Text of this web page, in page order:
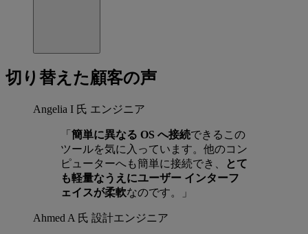
切り替えた顧客の声
Angelia I 氏 エンジニア
「 簡単に異なる OS へ接続できるこの
ツールを気に入っています。他のコン
ピューターへも簡単に接続でき、
とて
も軽量なうえにユーザー インターフ
ェイスが柔軟なのです。」
Ahmed A 氏 設計エンジニア